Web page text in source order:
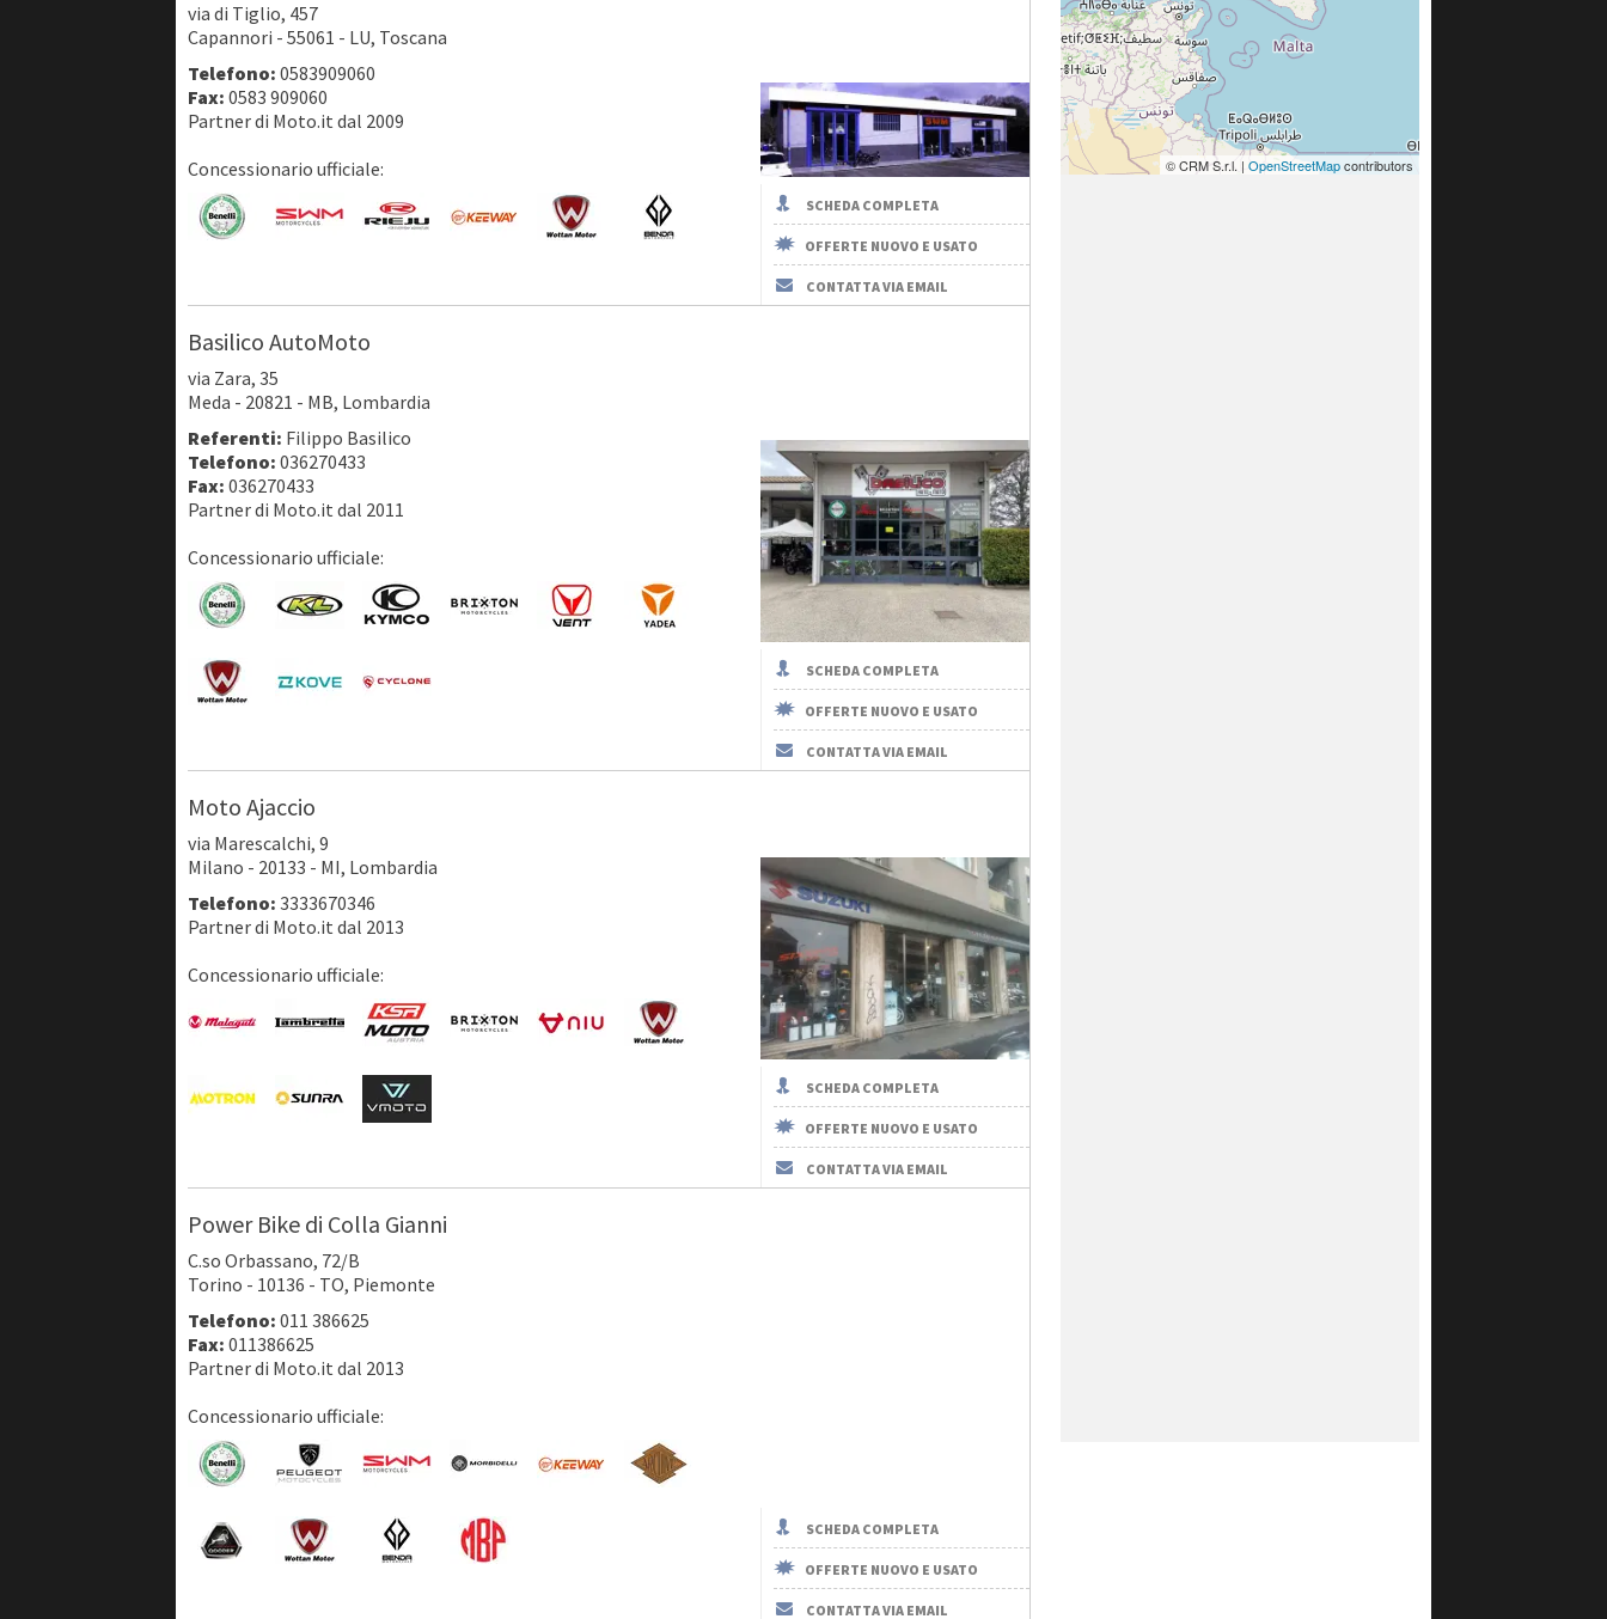
via di Tiglio, 457
Capannori - 55061 - LU, Toscana
Telefono: 0583909060
Fax: 0583 909060
Partner di Moto.it dal 2009
Concessionario ufficiale:
SCHEDA COMPLETA
OFFERTE NUOVO E USATO
CONTATTA VIA EMAIL
Basilico AutoMoto
via Zara, 35
Meda - 20821 - MB, Lombardia
Referenti: Filippo Basilico
Telefono: 036270433
Fax: 036270433
Partner di Moto.it dal 2011
Concessionario ufficiale:
SCHEDA COMPLETA
OFFERTE NUOVO E USATO
CONTATTA VIA EMAIL
Moto Ajaccio
via Marescalchi, 9
Milano - 20133 - MI, Lombardia
Telefono: 3333670346
Partner di Moto.it dal 2013
Concessionario ufficiale:
SCHEDA COMPLETA
OFFERTE NUOVO E USATO
CONTATTA VIA EMAIL
Power Bike di Colla Gianni
C.so Orbassano, 72/B
Torino - 10136 - TO, Piemonte
Telefono: 011 386625
Fax: 011386625
Partner di Moto.it dal 2013
Concessionario ufficiale:
SCHEDA COMPLETA
OFFERTE NUOVO E USATO
CONTATTA VIA EMAIL
© CRM S.r.l. | OpenStreetMapcontributors